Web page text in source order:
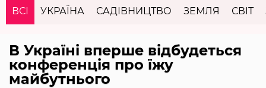
ВСІ УКРАЇНА САДІВНИЦТВО ЗЕМЛЯ СВІТ
В Україні вперше відбудеться
конференція про їжу
майбутнього